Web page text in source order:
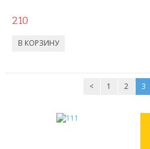
АКСЕССУАРЫ ДЛЯ ТЕЛЕФОНОВ
ПОРТАТИВНЫЕ КОЛОНКИ
210
< 1 2 3